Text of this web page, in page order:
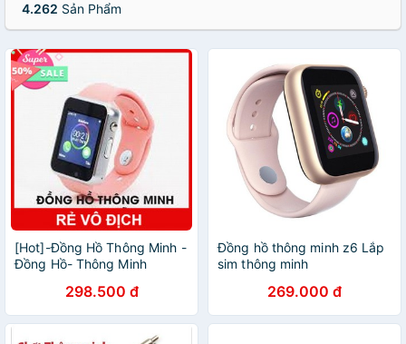
4.262 Sản Phẩm
[Hot]-Đồng Hồ Thông Minh -
Đồng Hồ- Thông Minh
298.500 đ
Đồng hồ thông minh z6 Lắp
sim thông minh
269.000 đ